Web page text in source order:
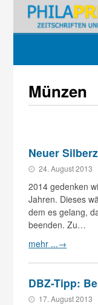
Münzen
Neuer
24. August 2013
2014 gedenken
Jahren. Dieses
dem es gelang,
beenden. Zu…
mehr ...→
DBZ-Tipp:
17. August 2013